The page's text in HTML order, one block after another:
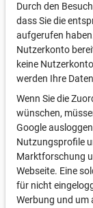
Durch den
dass Sie die
aufgerufen
Nutzerkonto
keine
werden Ihre
Wenn Sie die
wünschen,
Google
Nutzungsprofile
Marktforschung
Webseite. Eine
für nicht
Werbung und um